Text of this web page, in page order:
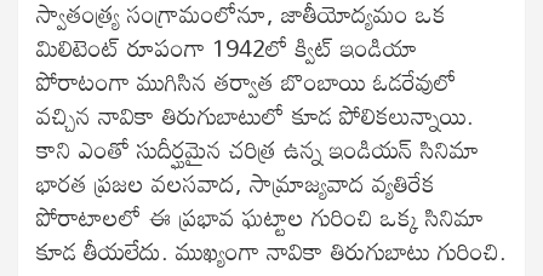
స్వాతంత్య్ర సంగ్రామంలోనూ, జాతీయోద్యమం ఒక
మిలిటెంట్‍ రూపంగా 1942లో క్విట్‍ ఇండియా
పోరాటంగా ముగిసిన తర్వాత బొంబాయి ఓడరేవులో
వచ్చిన నావికా తిరుగుబాటులో కూడ పోలికలున్నాయి.
కాని ఎంతో సుదీర్ఘమైన చరిత్ర ఉన్న ఇండియన్‍ సినిమా
భారత ప్రజల వలసవాద, సామ్రాజ్యవాద వ్యతిరేక
పోరాటాలలో ఈ ప్రభావ ఘట్టాల గురించి ఒక్క సినిమా
కూడ తీయలేదు. ముఖ్యంగా నావికా తిరుగుబాటు గురించి.